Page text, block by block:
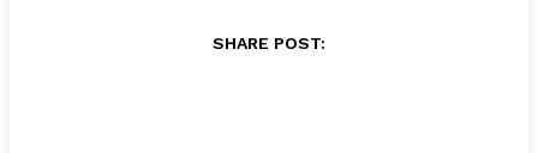
SHARE POST: